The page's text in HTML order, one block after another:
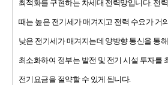
최적화를 구현하는 차세대 전력망입니다. 전
때는 높은 전기세가 매겨지고 전력 수요가 거
낮은 전기세가 매겨지는데 양방향 통신을 통
최소화하여 정부는 발전 및 전기 시설 투자를
전기요금을 절약할 수 있게 됩니다.